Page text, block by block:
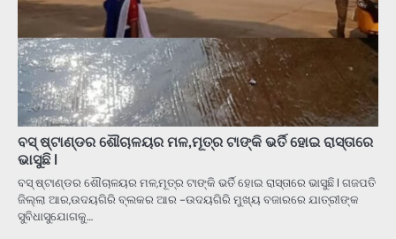
ବସ୍ ଷ୍ଟାଣ୍ଡର ଶୌଚାଳୟର ମଳ,ମୂତ୍ର ଟାଙ୍କି ଭର୍ତି ହୋଇ ରାସ୍ତାରେ
ଭାସୁଛି l
ବସ୍ ଷ୍ଟାଣ୍ଡର ଶୌଚାଳୟର ମଳ,ମୂତ୍ର ଟାଙ୍କି ଭର୍ତି ହୋଇ ରାସ୍ତାରେ ଭାସୁଛି l ଗଜପତି
ଜିଲ୍ଲା ଆର,ଉଦୟଗିରି ବ୍ଲକର ଆର -ଉଦୟଗିରି ମୁଖ୍ୟ ବଜାରରେ ଯାତ୍ରୀଙ୍କ
ସୁବିଧାସୁଯୋଗକୁ…